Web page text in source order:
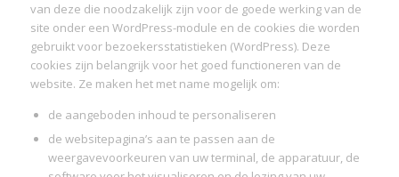
van deze die noodzakelijk zijn voor de goede werking van de
site onder een WordPress-module en de cookies die worden
gebruikt voor bezoekersstatistieken (WordPress). Deze
cookies zijn belangrijk voor het goed functioneren van de
website. Ze maken het met name mogelijk om:
de aangeboden inhoud te personaliseren
de websitepagina’s aan te passen aan de
weergavevoorkeuren van uw terminal, de apparatuur, de